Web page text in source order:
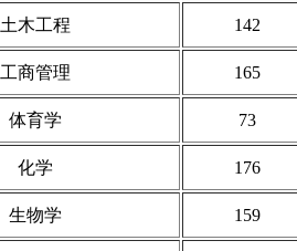
土木工程 142
工商管理 165
体育学 73
化学 176
生物学 159